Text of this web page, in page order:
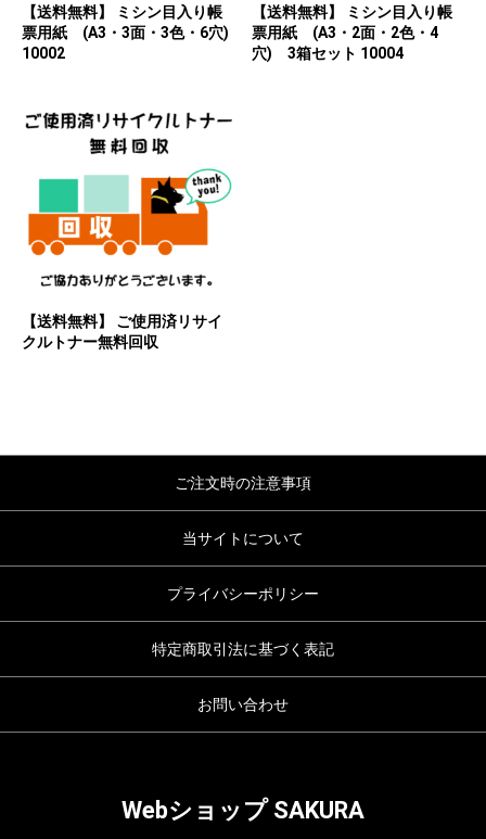
【送料無料】 ミシン目入り帳
票用紙 (A3・3面・3色・6穴)
10002
【送料無料】 ミシン目入り帳
票用紙 (A3・2面・2色・4
穴) 3箱セット 10004
【送料無料】 ご使用済リサイ
クルトナー無料回収
ご注文時の注意事項
当サイトについて
プライバシーポリシー
特定商取引法に基づく表記
お問い合わせ
Webショップ SAKURA